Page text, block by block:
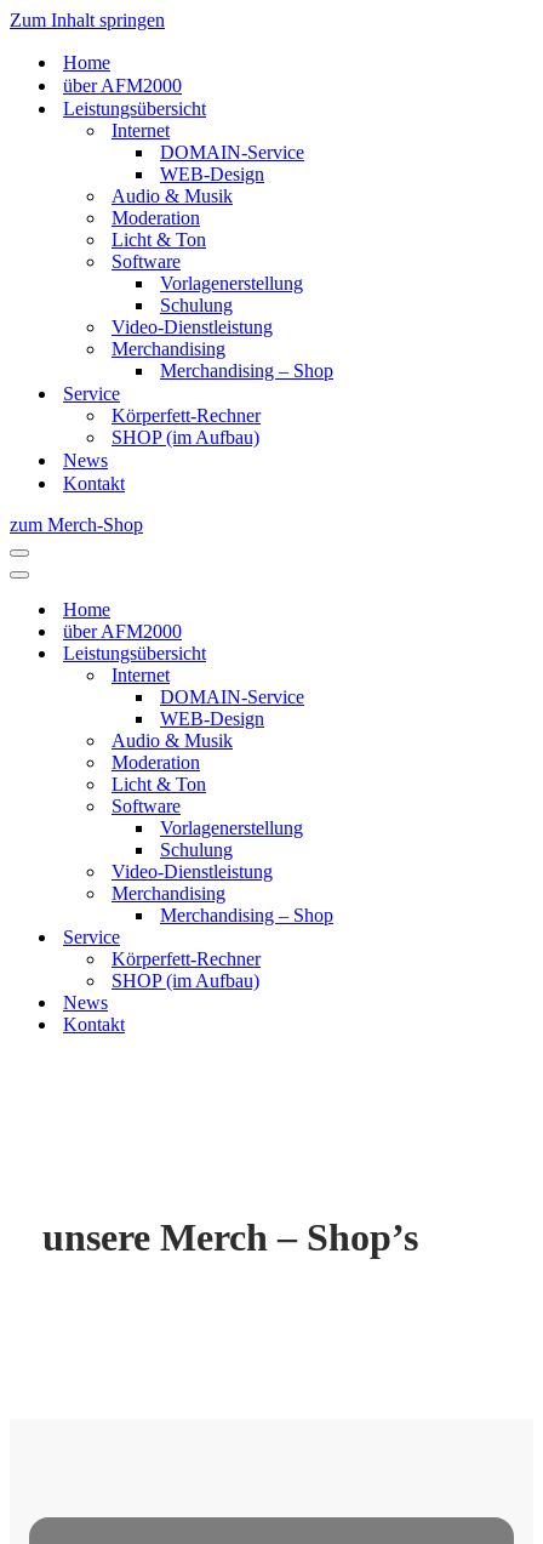
Zum Inhalt springen
Home
über AFM2000
Leistungsübersicht
Internet
DOMAIN-Service
WEB-Design
Audio & Musik
Moderation
Licht & Ton
Software
Vorlagenerstellung
Schulung
Video-Dienstleistung
Merchandising
Merchandising – Shop
Service
Körperfett-Rechner
SHOP (im Aufbau)
News
Kontakt
zum Merch-Shop
Navigationsmenü
Navigationsmenü
Home
über AFM2000
Leistungsübersicht
Internet
DOMAIN-Service
WEB-Design
Audio & Musik
Moderation
Licht & Ton
Software
Vorlagenerstellung
Schulung
Video-Dienstleistung
Merchandising
Merchandising – Shop
Service
Körperfett-Rechner
SHOP (im Aufbau)
News
Kontakt
unsere Merch – Shop’s